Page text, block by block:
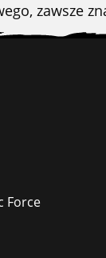
zawsze
Force